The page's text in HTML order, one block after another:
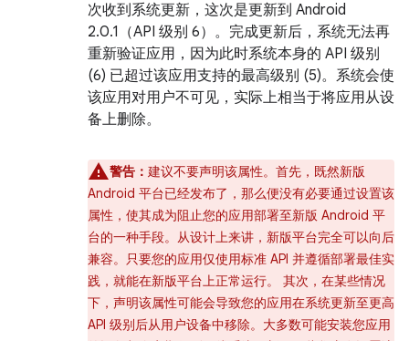
次收到系统更新，这次是更新到 Android
2.0.1（API 级别 6）。完成更新后，系统无法再
重新验证应用，因为此时系统本身的 API 级别
(6) 已超过该应用支持的最高级别 (5)。系统会使
该应用对用户不可见，实际上相当于将应用从设
备上删除。
警告： 建议不要声明该属性。首先，既然新版
Android 平台已经发布了，那么便没有必要通过设置该
属性，使其成为阻止您的应用部署至新版 Android 平
台的一种手段。从设计上来讲，新版平台完全可以向后
兼容。只要您的应用仅使用标准 API 并遵循部署最佳实
践，就能在新版平台上正常运行。 其次，在某些情况
下，声明该属性可能会导致您的应用在系统更新至更高
API 级别后从用户设备中移除。大多数可能安装您应用